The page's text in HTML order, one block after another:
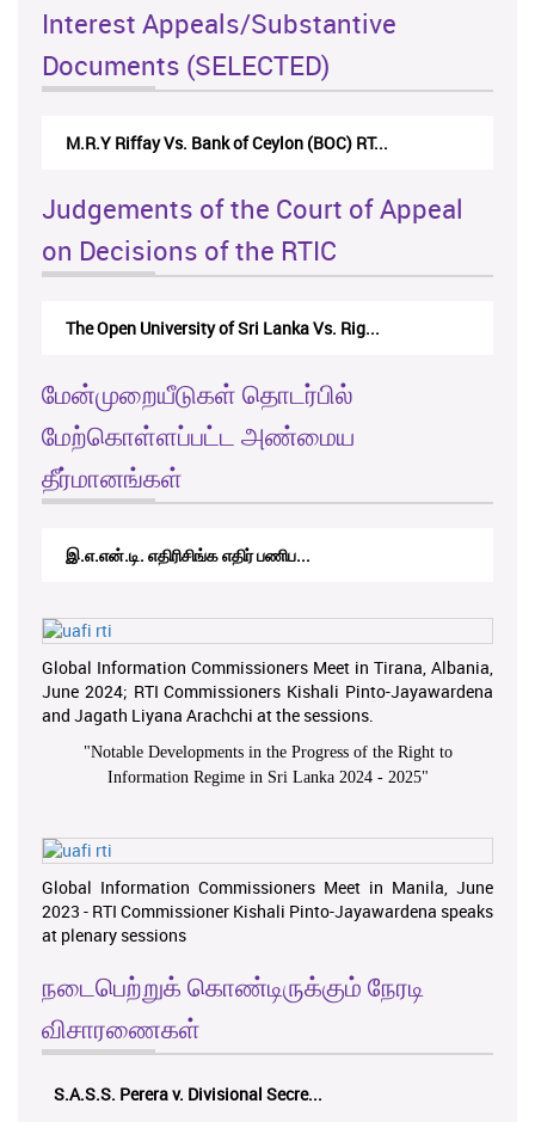
Interest Appeals/Substantive
Documents (SELECTED)
M.R.Y Riffay Vs. Bank of Ceylon (BOC) RT...
Judgements of the Court of Appeal
on Decisions of the RTIC
The Open University of Sri Lanka Vs. Rig...
மேன்முறையீடுகள் தொடர்பில்
மேற்கொள்ளப்பட்ட அண்மைய
தீர்மானங்கள்
இ.எ.என்.டி. எதிரிசிங்க எதிர் பணிப...
Global Information Commissioners Meet in Tirana, Albania,
June 2024; RTI Commissioners Kishali Pinto-Jayawardena
and Jagath Liyana Arachchi at the sessions.
"Notable Developments in the Progress of the Right to
Information Regime in Sri Lanka 2024 - 2025"
Global Information Commissioners Meet in Manila, June
2023 - RTI Commissioner Kishali Pinto-Jayawardena speaks
at plenary sessions
நடைபெற்றுக் கொண்டிருக்கும் நேரடி
விசாரணைகள்
S.A.S.S. Perera v. Divisional Secre...